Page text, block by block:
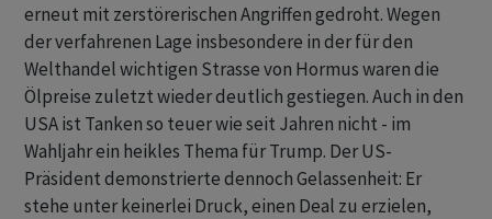
erneut mit zerstörerischen Angriffen gedroht. Wegen
der verfahrenen Lage insbesondere in der für den
Welthandel wichtigen Strasse von Hormus waren die
Ölpreise zuletzt wieder deutlich gestiegen. Auch in den
USA ist Tanken so teuer wie seit Jahren nicht - im
Wahljahr ein heikles Thema für Trump. Der US-
Präsident demonstrierte dennoch Gelassenheit: Er
stehe unter keinerlei Druck, einen Deal zu erzielen,